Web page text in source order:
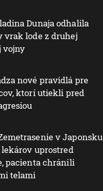
Dunaja odhalila
vrak lode z druhej
vojny
nové pravidlá pre
ktorí utiekli pred
v Japonsku
uprostred
pacienta chránili
telami